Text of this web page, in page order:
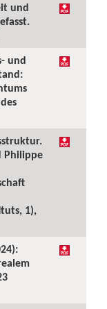
und
und
Philippe
1),